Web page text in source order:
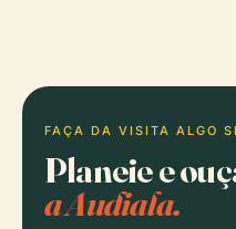
FAÇA DA VISITA ALGO
Planeie e
a Audiala.